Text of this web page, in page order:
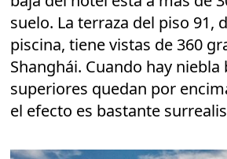
suelo. La terraza del piso 91,
piscina, tiene vistas de 360
Shanghái. Cuando hay niebla
superiores quedan por
el efecto es bastante